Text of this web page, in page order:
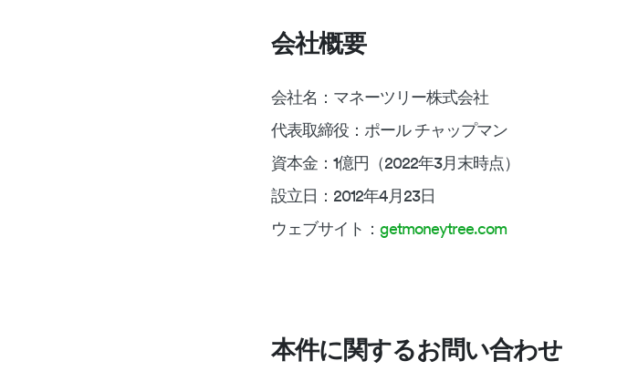
会社概要
会社名：マネーツリー株式会社
代表取締役：ポール チャップマン
資本金：1億円（2022年3月末時点）
設立日：2012年4月23日
ウェブサイト： getmoneytree.com
本件に関するお問い合わせ